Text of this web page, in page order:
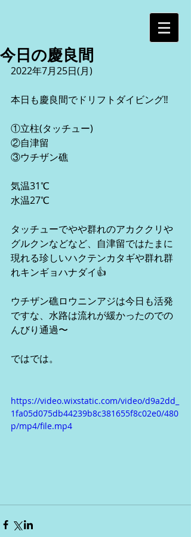
今日の慶良間
2022年7月25日(月)
本日も慶良間でドリフトダイビング‼︎
①立柱(タッチュー)
②自津留
③ウチザン礁
気温31℃
水温27℃
タッチューでやや群れのアカククリや
グルクンなどなど、自津留ではたまに
現れる珍しいハクテンカタギや群れ群
れキンギョハナダイ👍
ウチザン礁ロウニンアジは今日も活発
ですな、水路は流れが緩かったのでの
んびり通過〜
ではでは。
https://video.wixstatic.com/video/d9a2dd_
1fa05d075db44239b8c381655f8c02e0/480
p/mp4/file.mp4